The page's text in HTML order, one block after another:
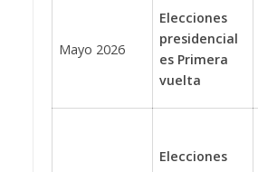
Mayo 2026
Elecciones
presidencial
es Primera
vuelta
Elecciones